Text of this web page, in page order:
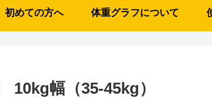
初めての方へ 体重グラフについて
10kg幅（35-45kg）